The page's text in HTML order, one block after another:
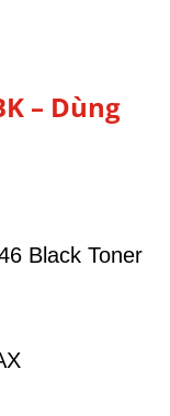
– Dùng
Black Toner